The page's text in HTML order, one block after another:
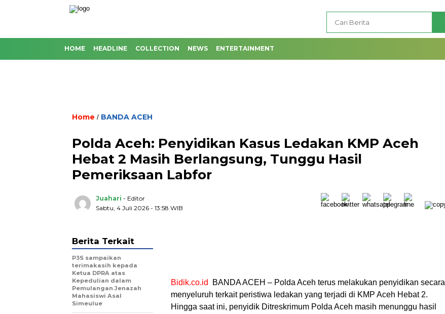
HOME HEADLINE COLLECTION NEWS ENTERTAINMENT
Home / BANDA ACEH
Polda Aceh: Penyidikan Kasus Ledakan KMP Aceh
Hebat 2 Masih Berlangsung, Tunggu Hasil
Pemeriksaan Labfor
Juahari - Editor
Sabtu, 4 Juli 2026 - 13:58 WIB
Bidik.co.id
BANDA ACEH – Polda Aceh terus melakukan penyidikan secara
menyeluruh terkait peristiwa ledakan yang terjadi di KMP Aceh Hebat 2.
Hingga saat ini, penyidik Ditreskrimum Polda Aceh masih menunggu hasil
Berita Terkait
P3S sampaikan
terimakasih kepada
Ketua DPRA atas
Kepedulian dalam
Pemulangan Jenazah
Mahasiswi Asal
Simeulue